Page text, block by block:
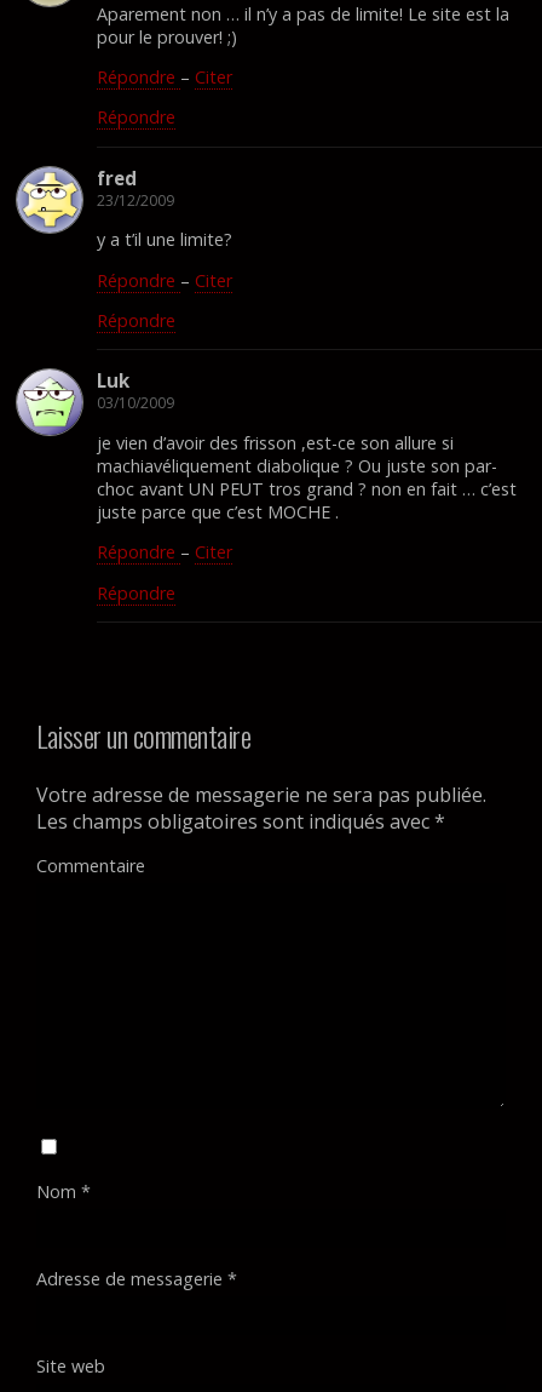
Aparement non … il n’y a pas de limite! Le site est la
pour le prouver! ;)
Répondre – Citer
Répondre
fred
23/12/2009
y a t’il une limite?
Répondre – Citer
Répondre
Luk
03/10/2009
je vien d’avoir des frisson ,est-ce son allure si
machiavéliquement diabolique ? Ou juste son par-
choc avant UN PEUT tros grand ? non en fait … c’est
juste parce que c’est MOCHE .
Répondre – Citer
Répondre
Laisser un commentaire
Votre adresse de messagerie ne sera pas publiée.
Les champs obligatoires sont indiqués avec*
Commentaire
Nom *
Adresse de messagerie *
Site web